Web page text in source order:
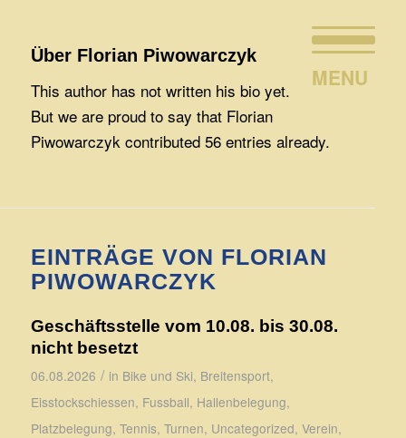
Über Florian Piwowarczyk
This author has not written his bio yet.
But we are proud to say that Florian
Piwowarczykcontributed 56 entries already.
EINTRÄGE VON FLORIAN
PIWOWARCZYK
Geschäftsstelle vom 10.08. bis 30.08.
nicht besetzt
06.08.2026 / in Bike und Ski, Breitensport,
Eisstockschiessen, Fussball, Hallenbelegung,
Platzbelegung, Tennis, Turnen, Uncategorized, Verein,